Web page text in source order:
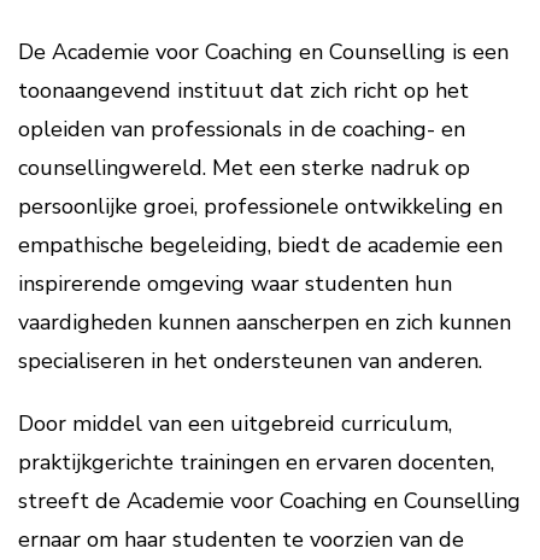
De Academie voor Coaching en Counselling is een
toonaangevend instituut dat zich richt op het
opleiden van professionals in de coaching- en
counsellingwereld. Met een sterke nadruk op
persoonlijke groei, professionele ontwikkeling en
empathische begeleiding, biedt de academie een
inspirerende omgeving waar studenten hun
vaardigheden kunnen aanscherpen en zich kunnen
specialiseren in het ondersteunen van anderen.
Door middel van een uitgebreid curriculum,
praktijkgerichte trainingen en ervaren docenten,
streeft de Academie voor Coaching en Counselling
ernaar om haar studenten te voorzien van de